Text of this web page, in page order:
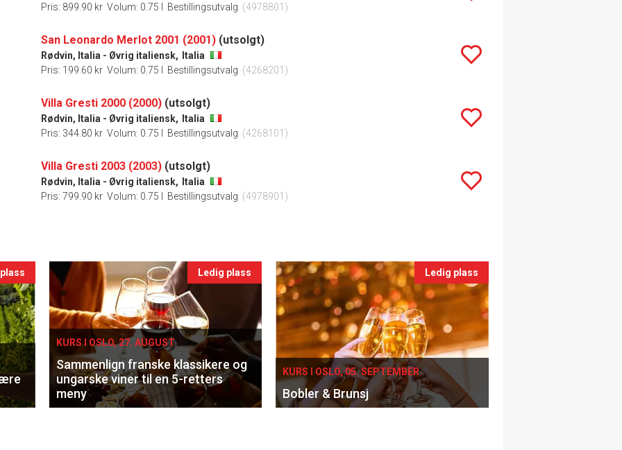
Pris: 899.90 kr Volum: 0.75 l Bestillingsutvalg (4978801)
San Leonardo Merlot 2001 (2001) (utsolgt)
Rødvin, Italia - Øvrig italiensk,
Italia
Pris: 199.60 kr Volum: 0.75 l Bestillingsutvalg (4268201)
Villa Gresti 2000 (2000) (utsolgt)
Rødvin, Italia - Øvrig italiensk,
Italia
Pris: 344.80 kr Volum: 0.75 l Bestillingsutvalg (4268101)
Villa Gresti 2003 (2003) (utsolgt)
Rødvin, Italia - Øvrig italiensk,
Italia
Pris: 799.90 kr Volum: 0.75 l Bestillingsutvalg (4978901)
Ledig plass
KURS I OSLO, 27. AUGUST
Sammenlign franske klassikere og
ungarske viner til en 5-retters
meny
Ledig plass
KURS I OSLO, 05. SEPTEMBER
Bobler & Brunsj